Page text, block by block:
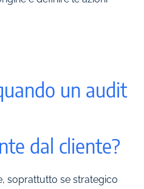
un audit
dal cliente?
soprattutto se strategico